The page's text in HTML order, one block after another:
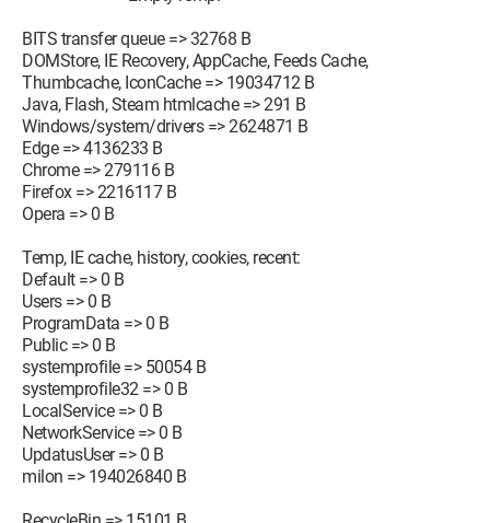
BITS transfer queue => 32768 B
DOMStore, IE Recovery, AppCache, Feeds Cache,
Thumbcache, IconCache => 19034712 B
Java, Flash, Steam htmlcache => 291 B
Windows/system/drivers => 2624871 B
Edge => 4136233 B
Chrome => 279116 B
Firefox => 2216117 B
Opera => 0 B
Temp, IE cache, history, cookies, recent:
Default => 0 B
Users => 0 B
ProgramData => 0 B
Public => 0 B
systemprofile => 50054 B
systemprofile32 => 0 B
LocalService => 0 B
NetworkService => 0 B
UpdatusUser => 0 B
milon => 194026840 B